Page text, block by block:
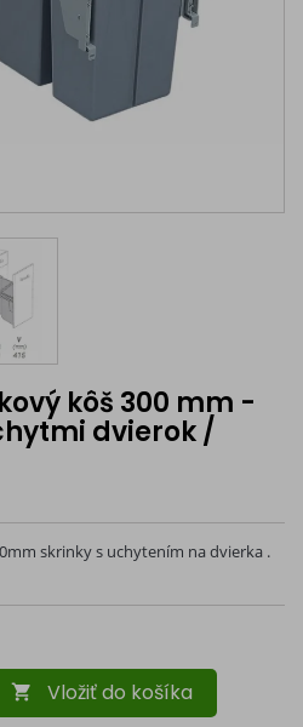
kôš 300 mm -
dvierok /
skrinky s uchytením na dvierka .
 Vložiť do košíka